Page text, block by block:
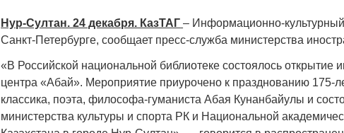
Нур-Султан. 24 декабря. КазТАГ – Информационно-
Санкт-Петербурге, сообщает пресс-служба министерства
«В Российской национальной библиотеке состоялось открытие
центра «Абай». Мероприятие приурочено к празднованию 175-
классика, поэта, философа-гуманиста Абая Кунанбайулы и
министерства культуры и спорта РК и Национальной
Народ выбрал свет
17.10.2024 17:00 29972